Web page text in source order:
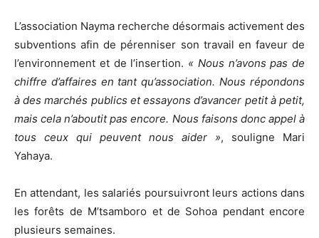
L’association Nayma recherche désormais activement des
subventions afin de pérenniser son travail en faveur de
l’environnement et de l’insertion. « Nous n’avons pas de
chiffre d’affaires en tant qu’association. Nous répondons
à des marchés publics et essayons d’avancer petit à petit,
mais cela n’aboutit pas encore. Nous faisons donc appel à
tous ceux qui peuvent nous aider », souligne Mari
Yahaya.
En attendant, les salariés poursuivront leurs actions dans
les forêts de M’tsamboro et de Sohoa pendant encore
plusieurs semaines.